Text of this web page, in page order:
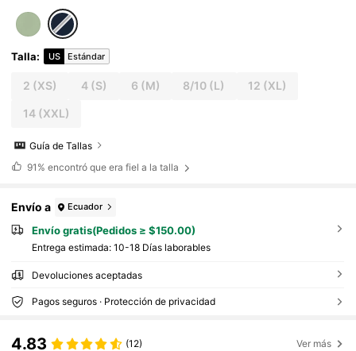
Talla: US Estándar
2 (XS) 4(S) 6 (M) 8/10 (L) 12 (XL)
14(XXL)
Guía de Tallas
91% encontró que era fiel a la talla
Envío a Ecuador
Envío gratis(Pedidos ≥ $150.00)
Entrega estimada: 10-18 Días laborables
Devoluciones aceptadas
Pagos seguros · Protección de privacidad
4.83 (12) Ver más